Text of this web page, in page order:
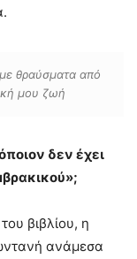
θραύσματα από
μου ζωή
δεν έχει
βιβλίου, η
ανάμεσα